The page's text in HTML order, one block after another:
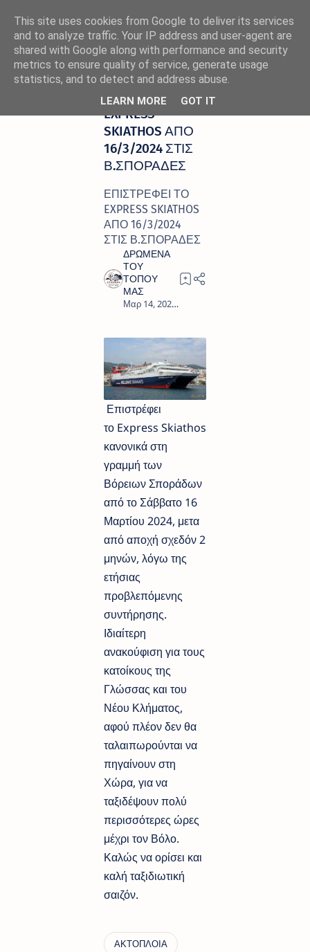
Αρχική σελίδα ΑΚΤΟΠΛΟΙΑ
ΕΠΙΣΤΡΕΦΕΙ ΤΟ
EXPRESS
SKIATHOS ΑΠΟ
16/3/2024 ΣΤΙΣ
Β.ΣΠΟΡΑΔΕΣ
ΕΠΙΣΤΡΕΦΕΙ ΤΟ
EXPRESS SKIATHOS
ΑΠΟ 16/3/2024
ΣΤΙΣ Β.ΣΠΟΡΑΔΕΣ
Επιστρέφει
το Express Skiathos
κανονικά στη
γραμμή των
Βόρειων Σποράδων
από το Σάββατο 16
Μαρτίου 2024, μετα
από αποχή σχεδόν 2
μηνών, λόγω της
ετήσιας
προβλεπόμενης
συντήρησης.
Ιδιαίτερη
ανακούφιση για τους
κατοίκους της
Γλώσσας και του
Νέου Κλήματος,
αφού πλέον δεν θα
ταλαιπωρούνται να
πηγαίνουν στη
Χώρα, για να
ταξιδέψουν πολύ
περισσότερες ώρες
μέχρι τον Βόλο.
Καλώς να ορίσει και
καλή ταξιδιωτική
σαιζόν.
This site uses cookies from Google to deliver its services
and to analyze traffic. Your IP address and user-agent are
shared with Google along with performance and security
metrics to ensure quality of service, generate usage
statistics, and to detect and address abuse.
LEARN MORE GOT IT